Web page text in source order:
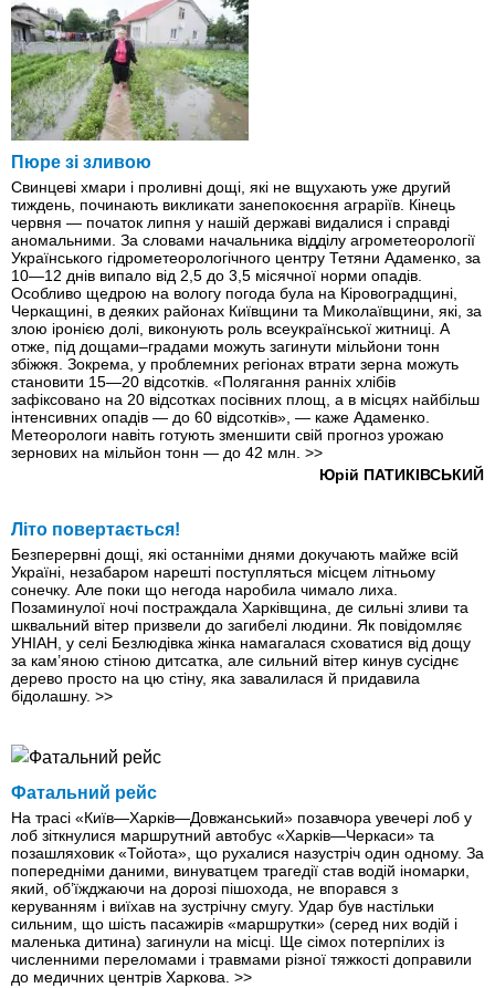
Пюре зі зливою
Свинцеві хмари і проливні дощі, які не вщухають уже другий
тиждень, починають викликати занепокоєння аграріїв. Кінець
червня — початок липня у нашій державі видалися і справді
аномальними. За словами начальника відділу агрометеорології
Українського гідрометеорологічного центру Тетяни Адаменко, за
10—12 днів випало від 2,5 до 3,5 місячної норми опадів.
Особливо щедрою на вологу погода була на Кіровоградщині,
Черкащині, в деяких районах Київщини та Миколаївщини, які, за
злою іронією долі, виконують роль всеукраїнської житниці. А
отже, під дощами–градами можуть загинути мільйони тонн
збіжжя. Зокрема, у проблемних регіонах втрати зерна можуть
становити 15—20 відсотків. «Полягання ранніх хлібів
зафіксовано на 20 відсотках посівних площ, а в місцях найбільш
інтенсивних опадів — до 60 відсотків», — каже Адаменко.
Метеорологи навіть готують зменшити свій прогноз урожаю
зернових на мільйон тонн — до 42 млн. >>
Юрій ПАТИКІВСЬКИЙ
Літо повертається!
Безперервні дощі, які останніми днями докучають майже всій
Україні, незабаром нарешті поступляться місцем літньому
сонечку. Але поки що негода наробила чимало лиха.
Позаминулої ночі постраждала Харківщина, де сильні зливи та
шквальний вітер призвели до загибелі людини. Як повідомляє
УНІАН, у селі Безлюдівка жінка намагалася сховатися від дощу
за кам’яною стіною дитсатка, але сильний вітер кинув сусіднє
дерево просто на цю стіну, яка завалилася й придавила
бідолашну. >>
Фатальний рейс
На трасі «Київ—Харків—Довжанський» позавчора увечері лоб у
лоб зіткнулися маршрутний автобус «Харків—Черкаси» та
позашляховик «Тойота», що рухалися назустріч один одному. За
попередніми даними, винуватцем трагедії став водій іномарки,
який, об’їжджаючи на дорозі пішохода, не впорався з
керуванням і виїхав на зустрічну смугу. Удар був настільки
сильним, що шість пасажирів «маршрутки» (серед них водій і
маленька дитина) загинули на місці. Ще сімох потерпілих iз
численними переломами і травмами різної тяжкості доправили
до медичних центрів Харкова. >>